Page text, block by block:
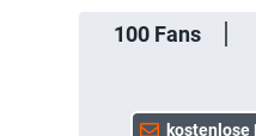
100Fans